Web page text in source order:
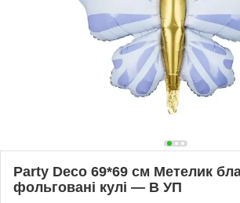
Party Deco 69*69 см Метелик
фольговані кулі — В УП